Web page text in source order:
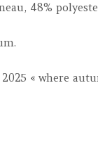
48%
« where